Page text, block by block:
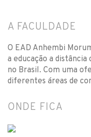
A FACULDADE
O EAD Anhembi
a educação a distância
no Brasil. Com uma
diferentes áreas de
ONDE FICA